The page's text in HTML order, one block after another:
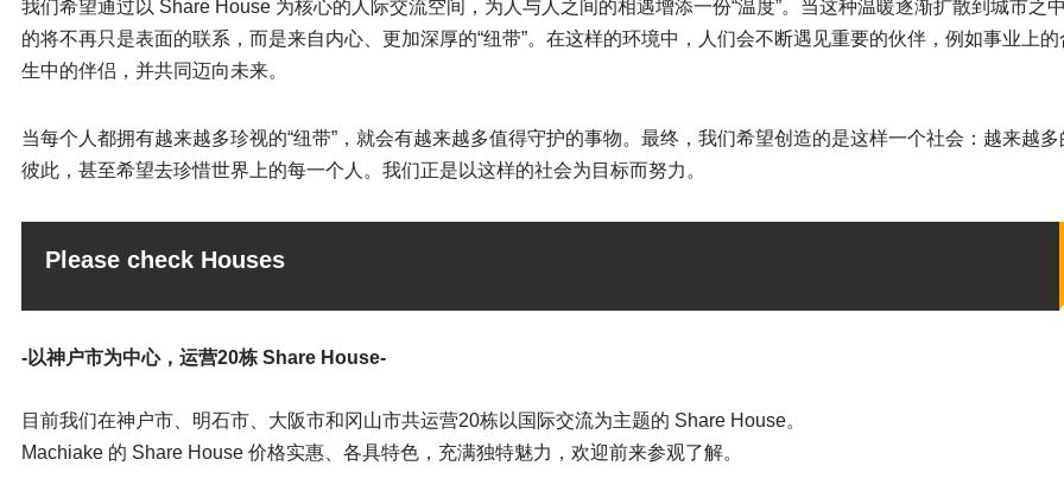
我们希望通过以 Share House 为核心的人际交流空间，为人与人之间的相遇增添一份“温度”。当这种温暖逐渐扩散到城市之
的将不再只是表面的联系，而是来自内心、更加深厚的“纽带”。在这样的环境中，人们会不断遇见重要的伙伴，例如事业上
生中的伴侣，并共同迈向未来。
当每个人都拥有越来越多珍视的“纽带”，就会有越来越多值得守护的事物。最终，我们希望创造的是这样一个社会：越来越
彼此，甚至希望去珍惜世界上的每一个人。我们正是以这样的社会为目标而努力。
Please check Houses
-以神户市为中心，运营20栋 Share House-
目前我们在神户市、明石市、大阪市和冈山市共运营20栋以国际交流为主题的 Share House。
Machiake 的 Share House 价格实惠、各具特色，充满独特魅力，欢迎前来参观了解。